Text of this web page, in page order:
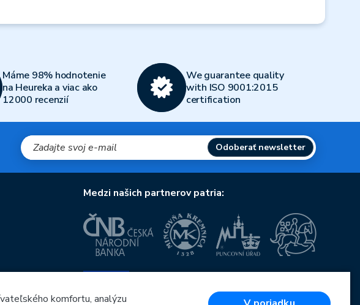
Máme 98% hodnotenie
na Heureka a viac ako
12000 recenzií
We guarantee quality
with ISO 9001:2015
certification
Odoberať newsletter
Medzi našich partnerov patria:
OP Podnikanie a inovácie pre konkurencieschopnosť
komfortu, analýzu